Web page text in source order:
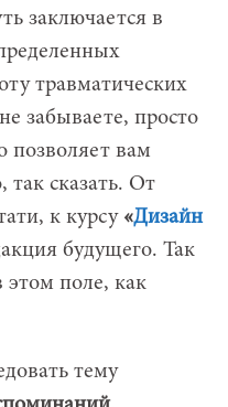
заключается в
травматических
забываете, просто
позволяет вам
сказать. От
к курсу «Дизайн
будущего. Так
этом поле, как
тему